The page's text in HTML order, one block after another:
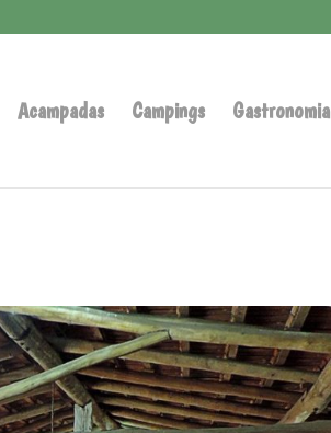
Acampadas Campings Gastronomia